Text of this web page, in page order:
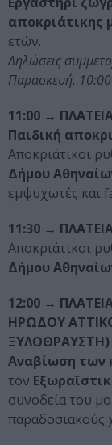
αποκριάτικης
ετών.
Δηλώσεις
Παρασκευή,
11:00 →
Παιδική
Αποκριάτικοι
Δήμου
εμψυχωτές και
11:30 →
Αποκριάτικοι
Δήμου
12:00 →
ΗΡΩΔΟΥ
ΞΥΛΟΘΡΑΥΣΤΗ)
Αναβίωση των
τον
συνοδεία του
παραδοσιακούς